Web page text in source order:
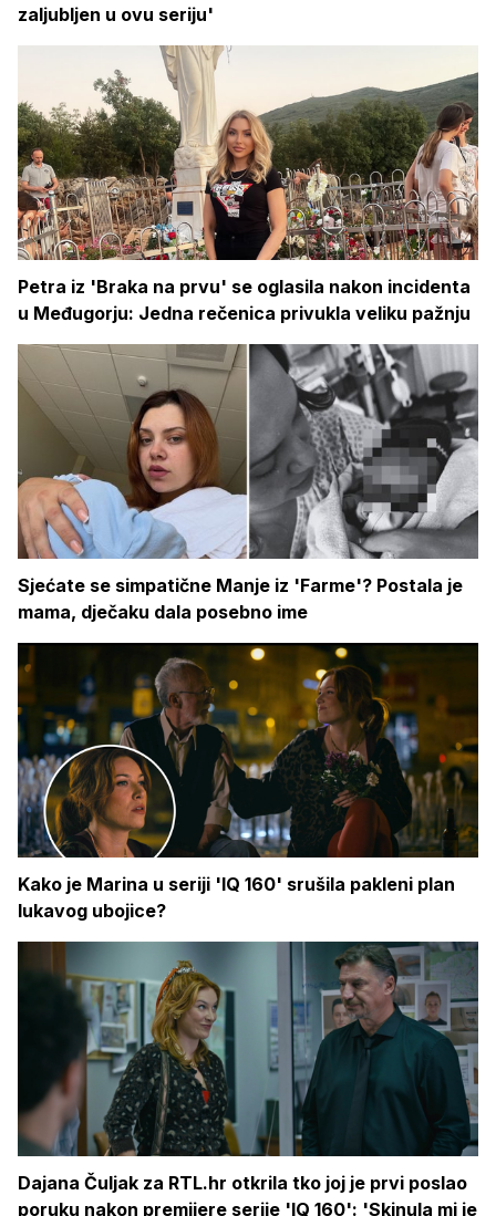
zaljubljen u ovu seriju'
Petra iz 'Braka na prvu' se oglasila nakon incidenta
u Međugorju: Jedna rečenica privukla veliku pažnju
Sjećate se simpatične Manje iz 'Farme'? Postala je
mama, dječaku dala posebno ime
Kako je Marina u seriji 'IQ 160' srušila pakleni plan
lukavog ubojice?
Dajana Čuljak za RTL.hr otkrila tko joj je prvi poslao
poruku nakon premijere serije 'IQ 160': 'Skinula mi je